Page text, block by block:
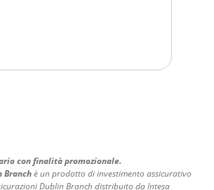
con finalità promozionale.
Branchè un prodotto di investimento assicurativo
Dublin Branch distribuito da Intesa